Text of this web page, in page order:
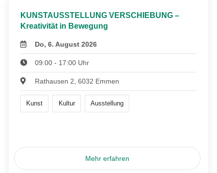
KUNSTAUSSTELLUNG VERSCHIEBUNG –
Kreativität in Bewegung
Do, 6. August 2026
09:00 - 17:00 Uhr
Rathausen 2, 6032 Emmen
Kunst Kultur Ausstellung
Mehr erfahren